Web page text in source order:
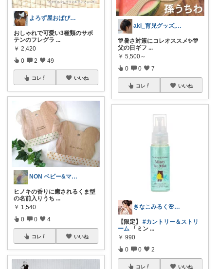
よろず屋おばび🍀ありがとう💖
おしゃれで可愛い3種類のサボ
テンのフレグラ ...
￥ 2,420
0 2 49
コレ いいね
NON ベビー&マタニティ
ヒノキの香りに癒されるくま型
の名前入りうち ...
￥ 1,540
0 0 4
コレ いいね
aki_育児グッズ,ﾋﾞｼﾞﾈｽ書紹介
🎊暑さ対策にコレオススメ✨️🎊
父の日ギフ ...
￥ 5,500～
0 0 7
コレ いいね
きなこみるく🌸乳がんサバイバーブロガー
【限定】 #カントリー＆ストリ
ーム 「ミン ...
￥ 990
0 0 2
コレ いいね